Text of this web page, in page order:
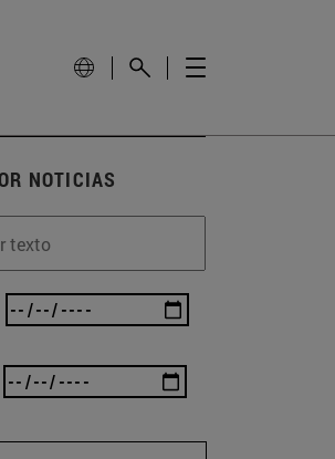
NOTICIAS